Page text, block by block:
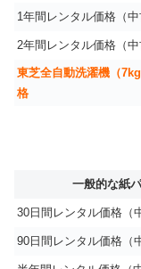
1年間レンタル価格（中
2年間レンタル価格（中
東芝全自動洗濯機（
格
一般的な紙
30日間レンタル価格（
90日間レンタル価格（